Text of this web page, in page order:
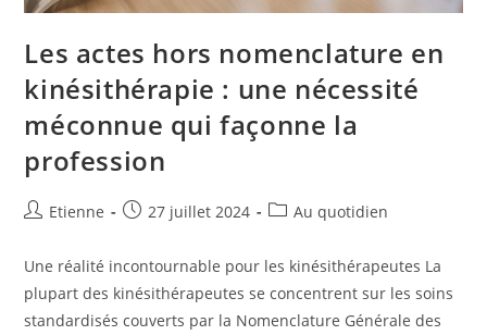
Les actes hors nomenclature en
kinésithérapie : une nécessité
méconnue qui façonne la
profession
Etienne 27 juillet 2024 Au quotidien
Une réalité incontournable pour les kinésithérapeutes La
plupart des kinésithérapeutes se concentrent sur les soins
standardisés couverts par la Nomenclature Générale des